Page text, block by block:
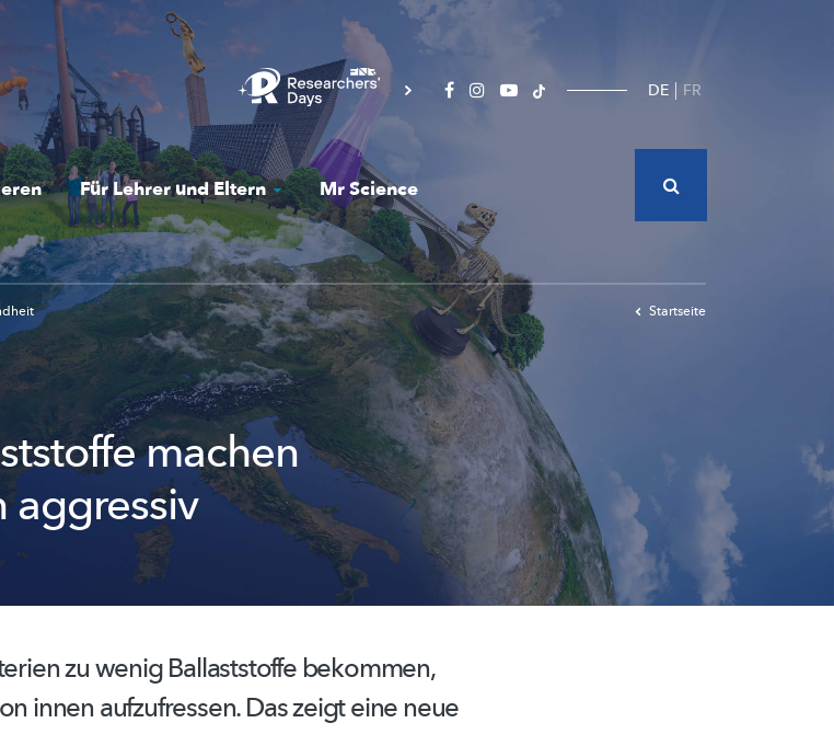
DE FR
Für Lehrer und Eltern Mr Science
Startseite
machen
aggressiv
zu wenig Ballaststoffe bekommen,
innen aufzufressen. Das zeigt eine neue